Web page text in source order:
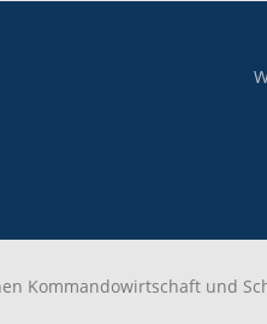
Kommandowirtschaft und